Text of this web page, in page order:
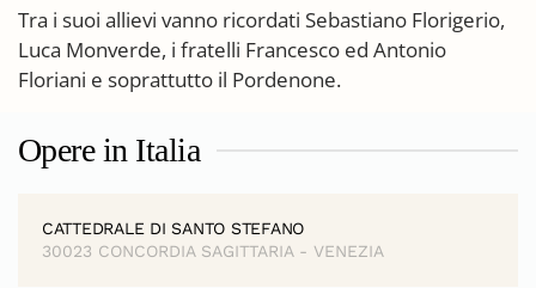
Tra i suoi allievi vanno ricordati Sebastiano Florigerio,
Luca Monverde, i fratelli Francesco ed Antonio
Floriani e soprattutto il Pordenone.
Opere in Italia
CATTEDRALE DI SANTO STEFANO
30023 CONCORDIA SAGITTARIA - VENEZIA